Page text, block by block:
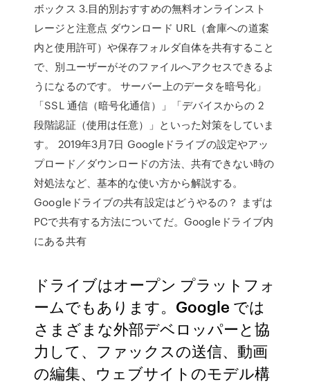
ボックス 3.目的別おすすめの無料オンラインスト
レージと注意点 ダウンロード URL（倉庫への道案
内と使用許可）や保存フォルダ自体を共有すること
で、別ユーザーがそのファイルへアクセスできるよ
うになるのです。 サーバー上のデータを暗号化」
「SSL 通信（暗号化通信）」「デバイスからの 2
段階認証（使用は任意）」といった対策をしていま
す。 2019年3月7日 Googleドライブの設定やアッ
プロード／ダウンロードの方法、共有できない時の
対処法など、基本的な使い方から解説する。
Googleドライブの共有設定はどうやるの？ まずは
PCで共有する方法についてだ。Googleドライブ内
にある共有
ドライブはオープン プラットフォ
ームでもあります。Google では
さまざまな外部デベロッパーと協
力して、ファックスの送信、動画
の編集、ウェブサイトのモデル構